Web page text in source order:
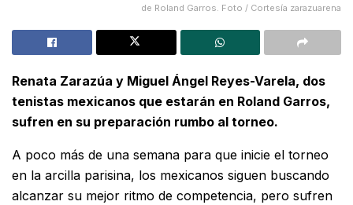
de Roland Garros. Foto / Cortesía zarazuarena
Renata Zarazúa y Miguel Ángel Reyes-Varela, dos
tenistas mexicanos que estarán en Roland Garros,
sufren en su preparación rumbo al torneo.
A poco más de una semana para que inicie el torneo
en la arcilla parisina, los mexicanos siguen buscando
alcanzar su mejor ritmo de competencia, pero sufren